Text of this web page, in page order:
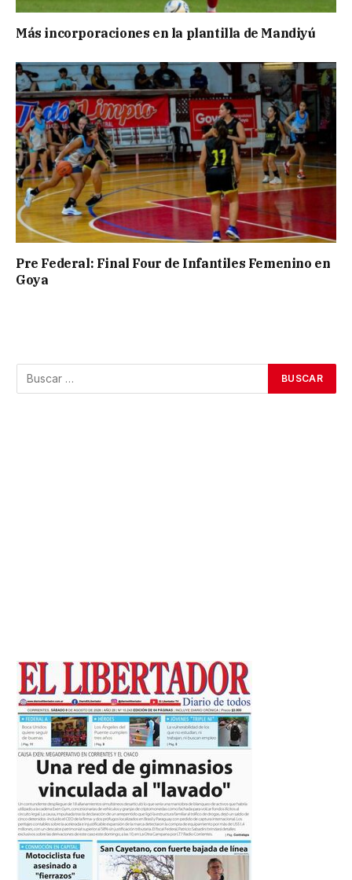
Más incorporaciones en la plantilla de Mandiyú
Pre Federal: Final Four de Infantiles Femenino en
Goya